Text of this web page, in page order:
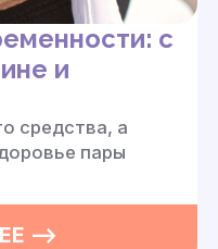
с
и
средства, а
пары
—>